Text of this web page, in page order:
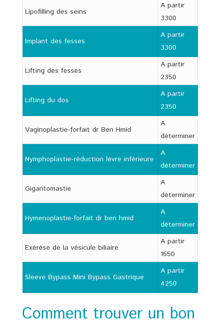
Lipofilling des seins
A partir
3300
Implant des fesses
A partir
3300
Lifting des fesses
A partir
2350
Lifting du dos
A partir
2350
Vaginoplastie-forfait dr Ben Hmid
A
déterminer
Nymphoplastie-réduction lèvre inférieure
A
déterminer
Gigantomastie
A
déterminer
Hymenoplastie-forfait dr ben hmid
A
déterminer
Exérèse de la vésicule biliaire
A partir
1650
Sleeve Bypass Mini Bypass Gastrique
A partir
4250
Comment trouver un bon